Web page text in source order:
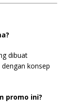
dibuat
konsep
promo ini?